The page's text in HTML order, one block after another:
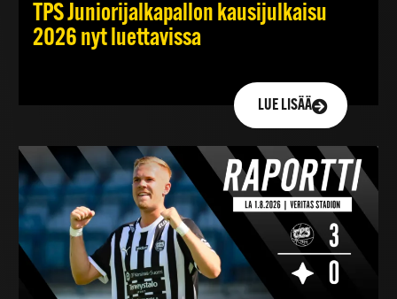
TPS Juniorijalkapallon kausijulkaisu
2026 nyt luettavissa
LUE LISÄÄ